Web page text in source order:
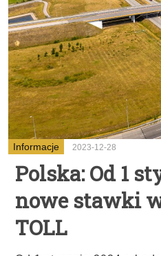
Informacje 2023-12-28
Polska: Od 1
nowe stawki
TOLL